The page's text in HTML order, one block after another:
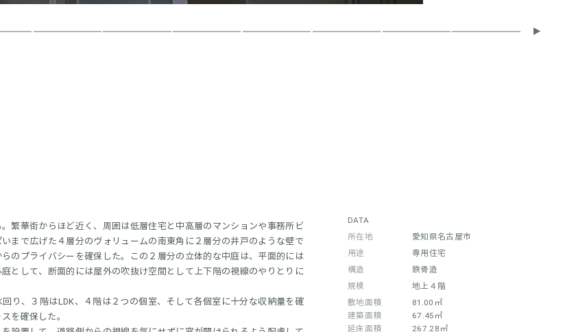
繁華街からほど近く、周囲は低層住宅と中高層のマンションや事務所ビ
まで広げた４層分のヴォリュームの南東角に２層分の井戸のような壁で
のプライバシーを確保した。この２層分の立体的な中庭は、平面的には
として、断面的には屋外の吹抜け空間として上下階の視線のやりとりに
り、３階はLDK、４階は２つの個室、そして各個室に十分な収納量を確
を確保した。
DATA
所在地
愛知県名古屋市
用途
専用住宅
構造
鉄骨造
規模
地上４階
敷地面積
建築面積
延床面積
81.00㎡
67.45㎡
267.28㎡